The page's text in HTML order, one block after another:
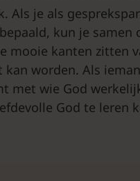
Als je als
kun je samen
mooie kanten zitten
worden. Als
met wie God
God te leren